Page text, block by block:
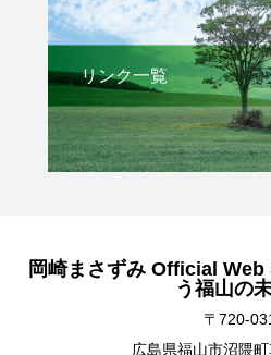
リンク一覧
岡崎まさずみ Official
う福山の
〒720-
広島県福山市沼隈